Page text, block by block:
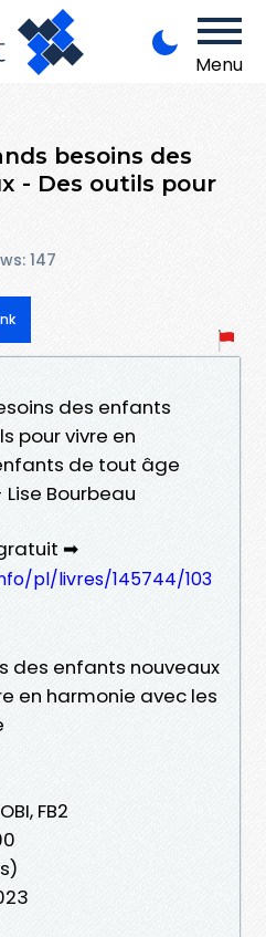
Menu
besoins des
- Des outils pour
147
des enfants
pour vivre en
de tout âge
Bourbeau
➡
pl/livres/145744/103
des enfants nouveaux
en harmonie avec les
FB2